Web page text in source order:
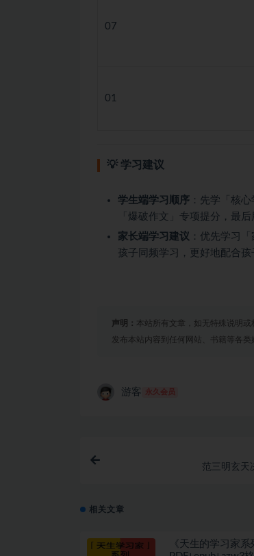
07
01
💡 学习建议
学生端学习顺序 ：先学「核
「爆破作文」专项提分，最
家长端学习建议 ：优先学习
孩子同频学习，更好地配合孩
声明： 本站所有文章，如无特殊说明
发布本站内容到任何网站、书籍等各
游客 永久会员
范三明玄天
相关文章
《天生的学习家系